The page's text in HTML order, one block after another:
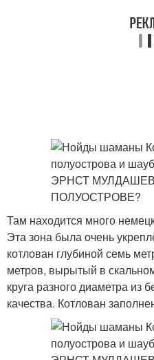
Там находится много
Эта зона была очень
котлован глубиной семь
метров, вырытый в
круга разного диаметра из
качества. Котлован